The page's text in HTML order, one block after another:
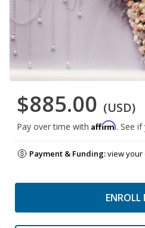
$885.00 (USD)
Pay over time with Affirm. See
Payment & Funding:view your